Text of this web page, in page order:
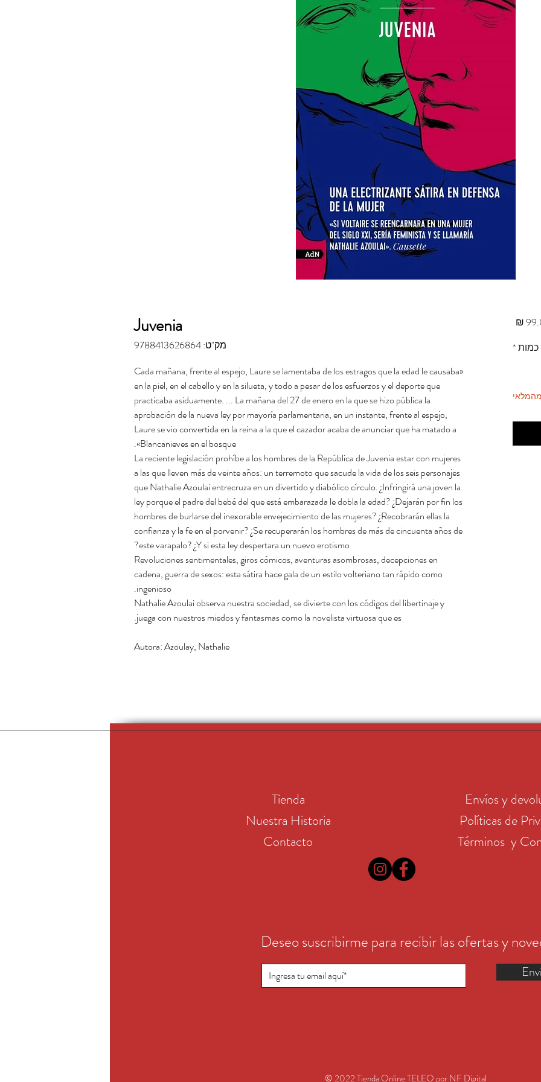
Juvenia
מק"ט: 9788413626864
«Cada mañana, frente al espejo, Laure se lamentaba de los estragos que la edad le causaba
en la piel, en el cabello y en la silueta, y todo a pesar de los esfuerzos y el deporte que
practicaba asiduamente. ... La mañana del 27 de enero en la que se hizo pública la
aprobación de la nueva ley por mayoría parlamentaria, en un instante, frente al espejo,
Laure se vio convertida en la reina a la que el cazador acaba de anunciar que ha matado a
Blancanieves en el bosque».
La reciente legislación prohíbe a los hombres de la República de Juvenia estar con mujeres
a las que lleven más de veinte años: un terremoto que sacude la vida de los seis personajes
que Nathalie Azoulai entrecruza en un divertido y diabólico círculo. ¿Infringirá una joven la
ley porque el padre del bebé del que está embarazada le dobla la edad? ¿Dejarán por fin los
hombres de burlarse del inexorable envejecimiento de las mujeres? ¿Recobrarán ellas la
confianza y la fe en el porvenir? ¿Se recuperarán los hombres de más de cincuenta años de
este varapalo? ¿Y si esta ley despertara un nuevo erotismo?
Revoluciones sentimentales, giros cómicos, aventuras asombrosas, decepciones en
cadena, guerra de sexos: esta sátira hace gala de un estilo volteriano tan rápido como
ingenioso.
Nathalie Azoulai observa nuestra sociedad, se divierte con los códigos del libertinaje y
juega con nuestros miedos y fantasmas como la novelista virtuosa que es.
Autora: Azoulay, Nathalie
כמות*
Tienda
Nuestra Historia
Contacto
Envíos y
Políticas de
Términos y
Deseo suscribirme para recibir las ofertas y
© 2022 Tienda Online TELEO por NF Digital